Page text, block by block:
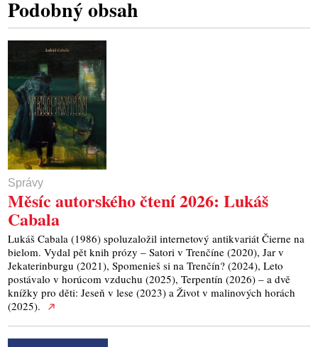
Podobný obsah
Správy
Měsíc autorského čtení 2026: Lukáš
Cabala
Lukáš Cabala (1986) spoluzaložil internetový antikvariát Čierne na
bielom. Vydal pět knih prózy – Satori v Trenčíne (2020), Jar v
Jekaterinburgu (2021), Spomenieš si na Trenčín? (2024), Leto
postávalo v horúcom vzduchu (2025), Terpentín (2026) – a dvě
knížky pro děti: Jeseň v lese (2023) a Život v malinových horách
(2025).